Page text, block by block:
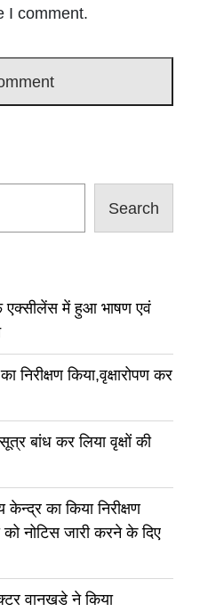
I comment.
Search
एक्सीलेंस में हुआ भाषण एवं
निरीक्षण किया,वृक्षारोपण कर
सूत्र बांध कर लिया वृक्षों की
केन्द्र का किया निरीक्षण
नोटिस जारी करने के दिए
वानखडे ने किया